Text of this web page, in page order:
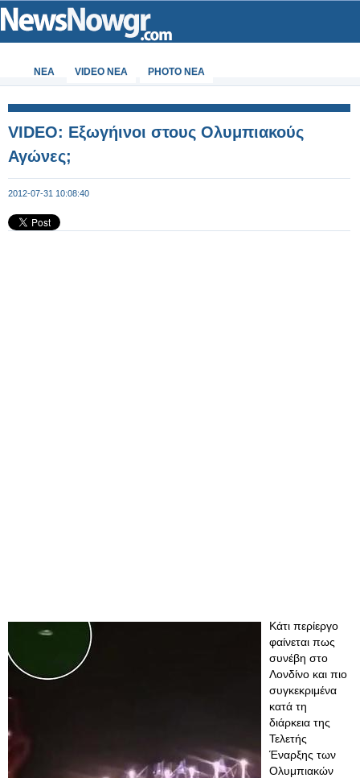
ΝΕΑ VIDEO NEA PHOTO NEA
VIDEO: Εξωγήινοι στους Ολυμπιακούς
Αγώνες;
2012-07-31 10:08:40
Κάτι περίεργο
φαίνεται πως
συνέβη στο
Λονδίνο και πιο
συγκεκριμένα
κατά τη
διάρκεια της
Τελετής
Έναρξης των
Ολυμπιακών